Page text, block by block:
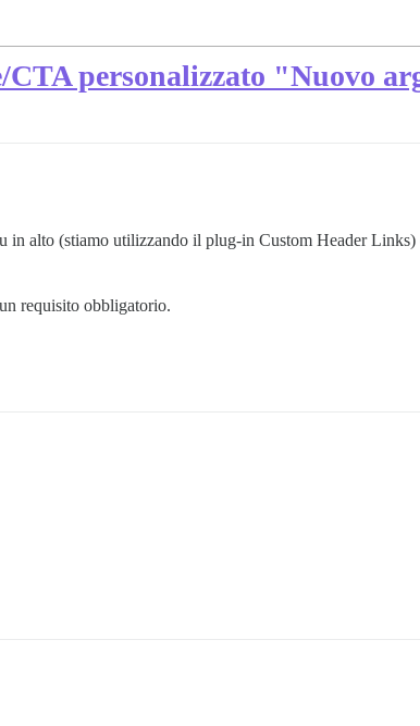
personalizzato "Nuovo
in alto (stiamo utilizzando il plug-in Custom Header
requisito obbligatorio.